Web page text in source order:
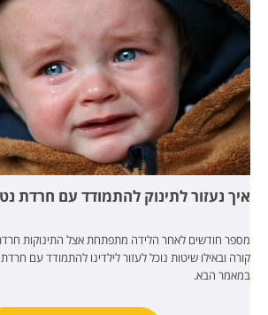
איך נעזור לתינוק להתמודד עם חרדת
מספר חודשים לאחר הלידה מתפתחת אצל התינוקות
קורה ובאילו שיטות נוכל לעזור לילדינו להתמודד עם
במאמר הבא.